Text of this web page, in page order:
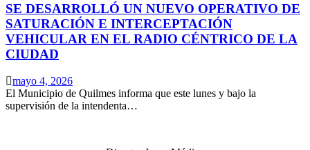
SE DESARROLLÓ UN NUEVO OPERATIVO DE
SATURACIÓN E INTERCEPTACIÓN
VEHICULAR EN EL RADIO CÉNTRICO DE LA
CIUDAD
mayo 4, 2026
El Municipio de Quilmes informa que este lunes y bajo la
supervisión de la intendenta…